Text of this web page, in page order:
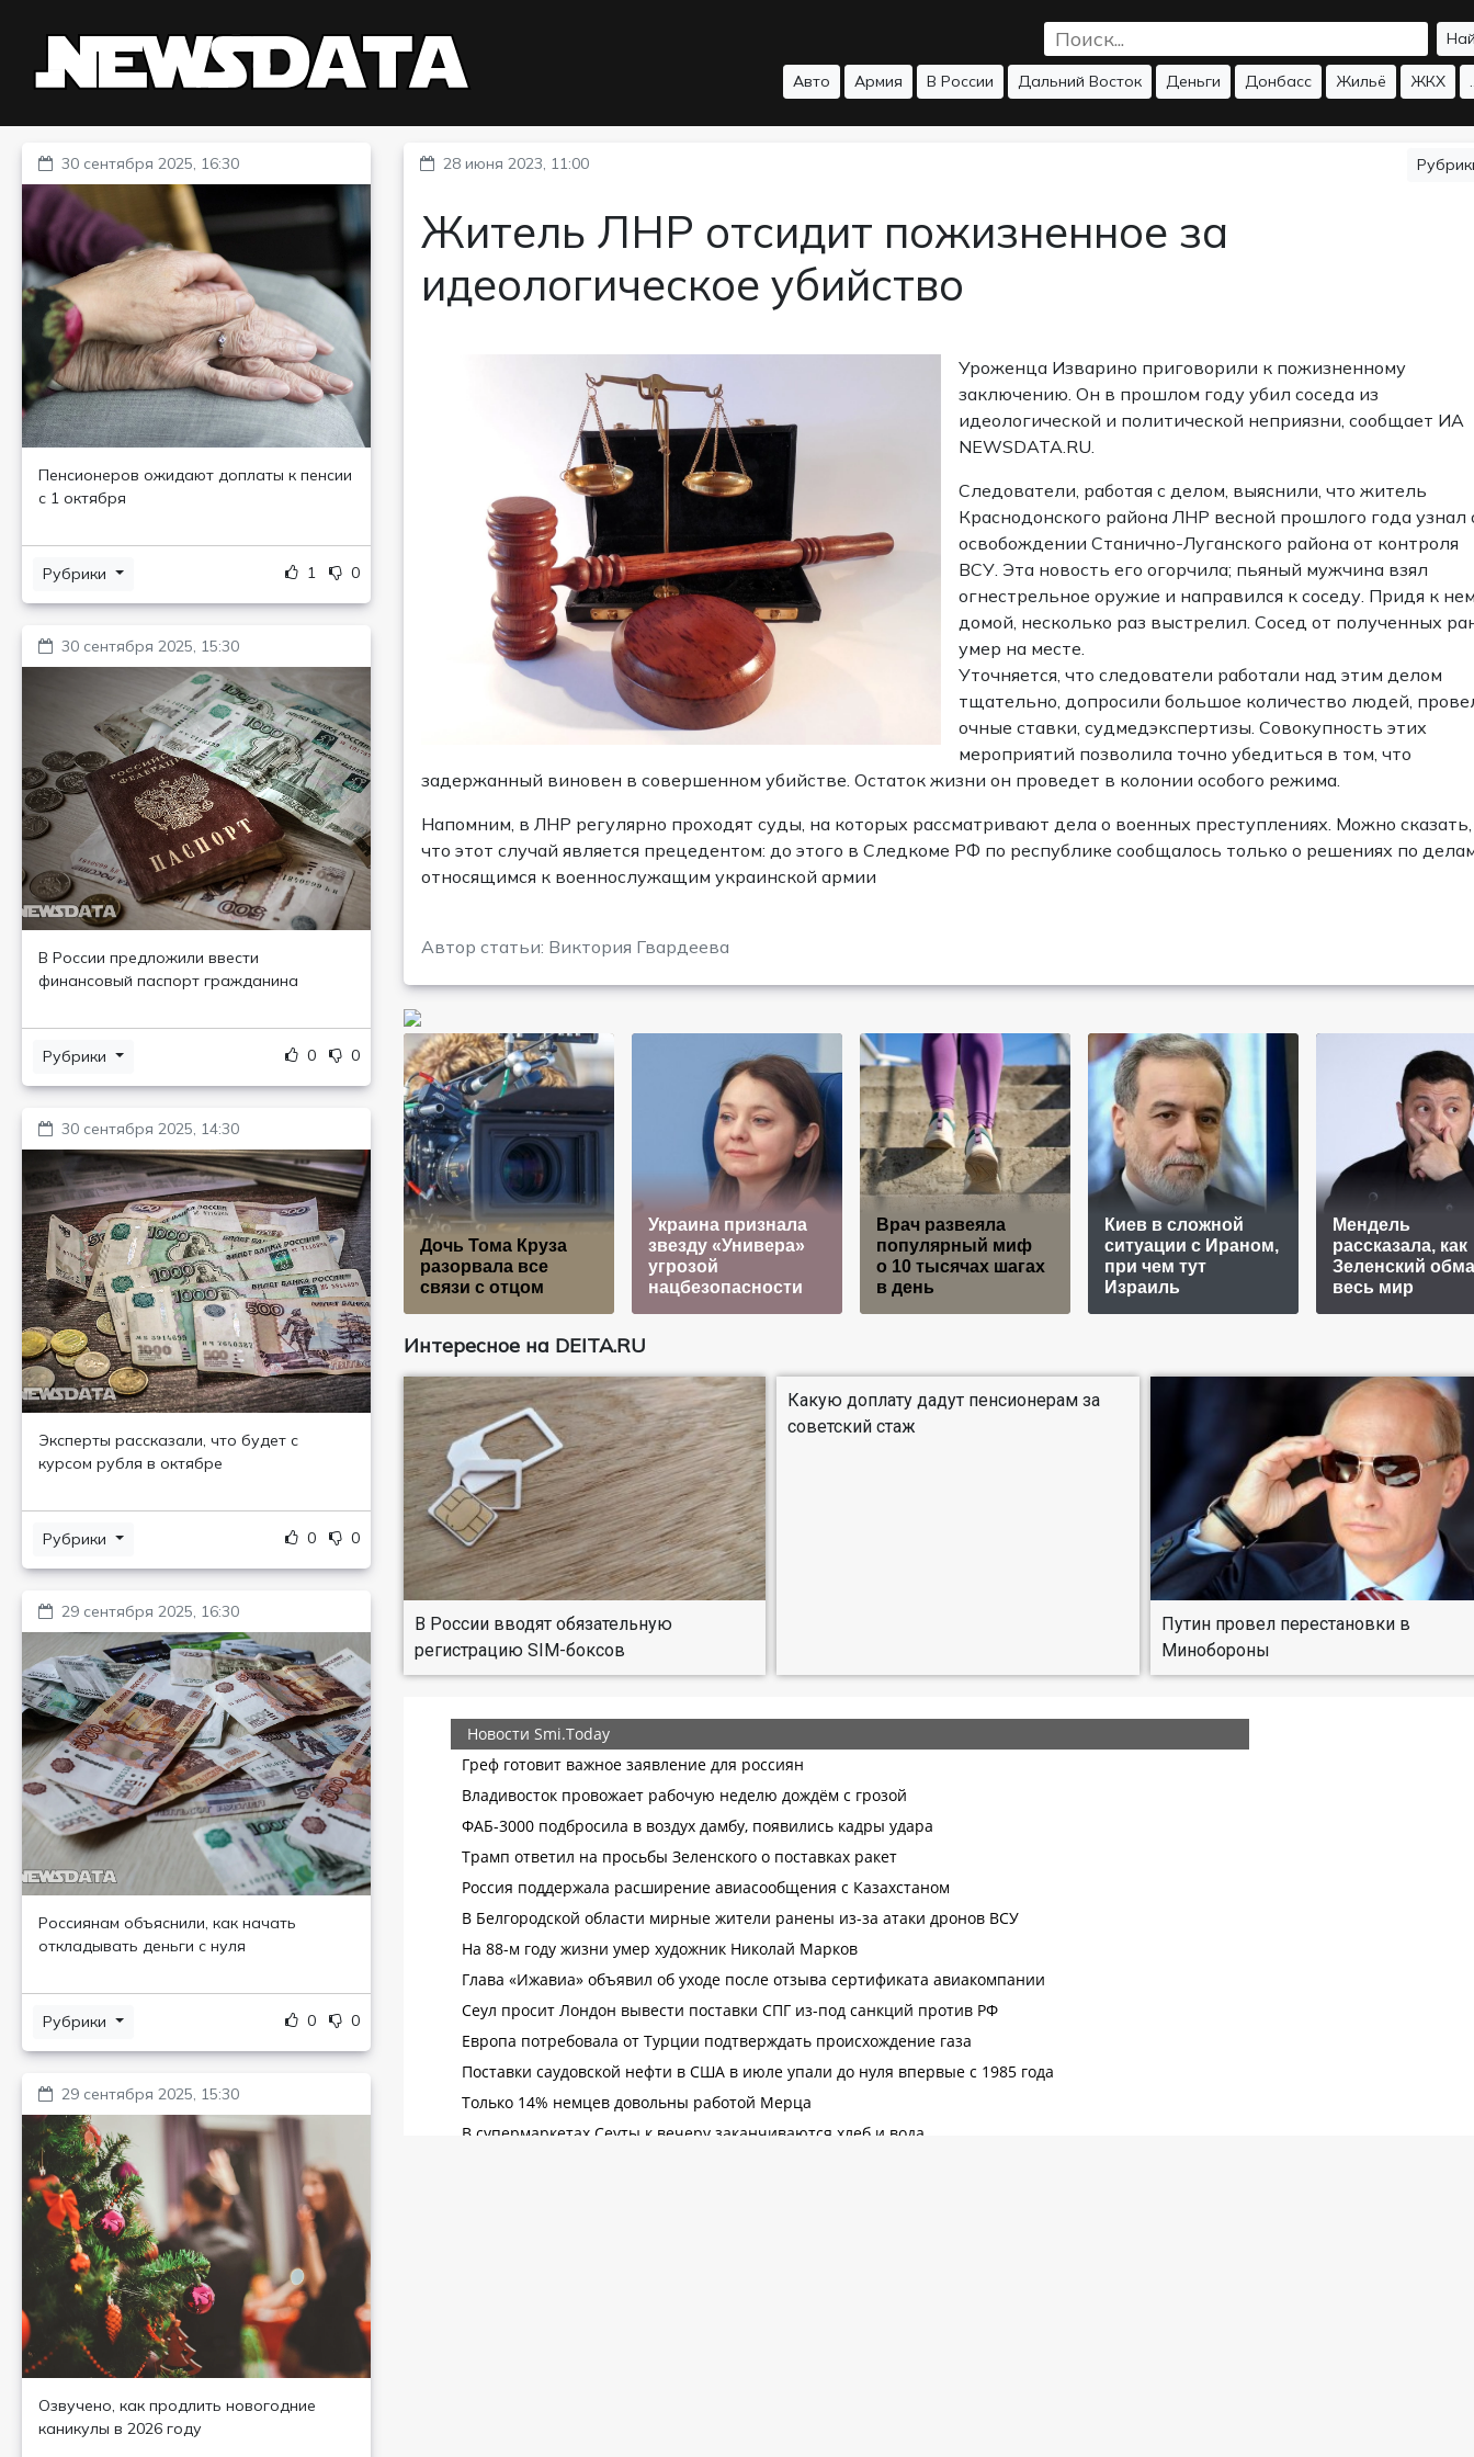
Авто Армия В России Дальний Восток Деньги Донбасс Жильё ЖКХ
30 сентября 2025, 16:30
Пенсионеров ожидают доплаты к пенсии
с 1 октября
Рубрики 1 0
30 сентября 2025, 15:30
В России предложили ввести
финансовый паспорт гражданина
Рубрики 0 0
30 сентября 2025, 14:30
Эксперты рассказали, что будет с
курсом рубля в октябре
Рубрики 0 0
29 сентября 2025, 16:30
Россиянам объяснили, как начать
откладывать деньги с нуля
Рубрики 0 0
29 сентября 2025, 15:30
Озвучено, как продлить новогодние
каникулы в 2026 году
28 июня 2023, 11:00
Житель ЛНР отсидит пожизненное за
идеологическое убийство
Уроженца Изварино приговорили к пожизненному
заключению. Он в прошлом году убил соседа из
идеологической и политической неприязни, сообщает ИА
NEWSDATA.RU.
Следователи, работая с делом, выяснили, что житель
Краснодонского района ЛНР весной прошлого года узнал
освобождении Станично-Луганского района от контроля
ВСУ. Эта новость его огорчила; пьяный мужчина взял
огнестрельное оружие и направился к соседу. Придя к
домой, несколько раз выстрелил. Сосед от полученных
умер на месте.
Уточняется, что следователи работали над этим делом
тщательно, допросили большое количество людей,
очные ставки, судмедэкспертизы. Совокупность этих
мероприятий позволила точно убедиться в том, что
задержанный виновен в совершенном убийстве. Остаток жизни он проведет в колонии особого режима.
Напомним, в ЛНР регулярно проходят суды, на которых рассматривают дела о военных преступлениях. Можно сказать,
что этот случай является прецедентом: до этого в Следкоме РФ по республике сообщалось только о решениях по
относящимся к военнослужащим украинской армии
Автор статьи: Виктория Гвардеева
Дочь Тома Круза
разорвала все
связи с отцом
Украина признала
звезду «Универа»
угрозой
нацбезопасности
Врач развеяла
популярный миф
о 10 тысячах шагах
в день
Киев в сложной
ситуации с Ираном,
при чем тут
Израиль
Мендель
рассказала, как
Зеленский
весь мир
Интересное на DEITA.RU
В России вводят обязательную
регистрацию SIM-боксов
Какую доплату дадут пенсионерам за
советский стаж
Путин провел перестановки в
Минобороны